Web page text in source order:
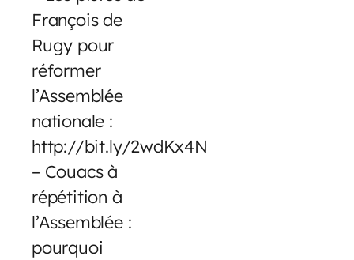
François de
Rugy pour
réformer
l’Assemblée
nationale :
http://bit.ly/2wdKx4N
– Couacs à
répétition à
l’Assemblée :
pourquoi